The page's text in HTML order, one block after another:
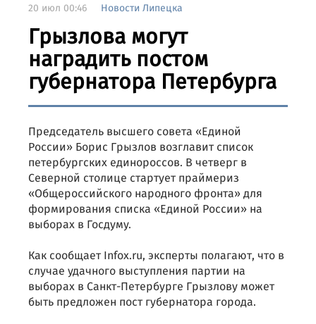
20 июл 00:46 Новости Липецка
Грызлова могут
наградить постом
губернатора Петербурга
Председатель высшего совета «Единой
России» Борис Грызлов возглавит список
петербургских единороссов. В четверг в
Северной столице стартует праймериз
«Общероссийского народного фронта» для
формирования списка «Единой России» на
выборах в Госдуму.
Как сообщает Infox.ru, эксперты полагают, что в
случае удачного выступления партии на
выборах в Санкт-Петербурге Грызлову может
быть предложен пост губернатора города.